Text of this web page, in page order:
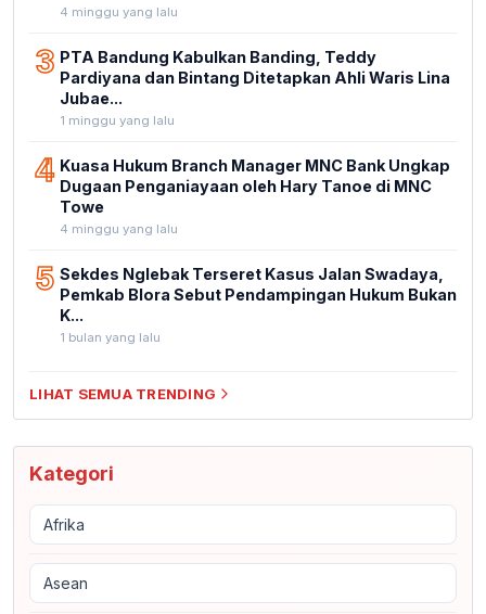
4 minggu yang lalu
3 PTA Bandung Kabulkan Banding, Teddy
Pardiyana dan Bintang Ditetapkan Ahli Waris Lina
Jubae...
1 minggu yang lalu
4 Kuasa Hukum Branch Manager MNC Bank Ungkap
Dugaan Penganiayaan oleh Hary Tanoe di MNC
Towe
4 minggu yang lalu
5 Sekdes Nglebak Terseret Kasus Jalan Swadaya,
Pemkab Blora Sebut Pendampingan Hukum Bukan
K...
1 bulan yang lalu
LIHAT SEMUA TRENDING
Kategori
Afrika
Asean